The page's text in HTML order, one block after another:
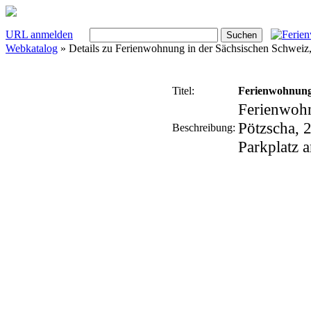
URL anmelden
Webkatalog » Details zu Ferienwohnung in der Sächsischen
Titel:
Beschreibung: Pötzscha,
Parkplatz